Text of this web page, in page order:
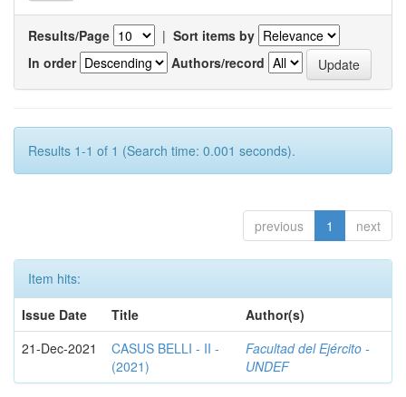
Results/Page | Sort items by
In order
Authors/record
Results 1-1 of 1 (Search time: 0.001 seconds).
previous 1 next
Item hits:
Issue Date
Title
Author(s)
21-Dec-2021
CASUS BELLI - II -
(2021)
Facultad del Ejército -
UNDEF